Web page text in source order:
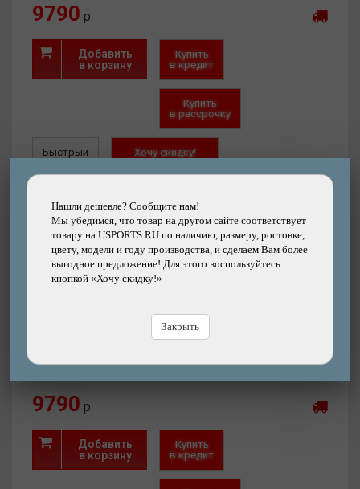
Нашли дешевле? Сообщите нам!
Мы убедимся, что товар на другом сайте соответствует
товару на USPORTS.RU по наличию, размеру, ростовке,
цвету, модели и году производства, и сделаем Вам более
выгодное предложение! Для этого воспользуйтесь
кнопкой «Хочу скидку!»
Закрыть
9790 р.
Добавить
в корзину
Купить
в кредит
Купить
в рассрочку
Быстрый
Хочу скидку!
Интернет-магазин(есть)
9790 р.
Добавить
в корзину
Купить
в кредит